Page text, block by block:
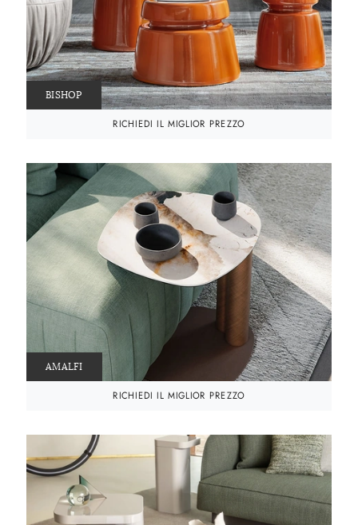
BISHOP
RICHIEDI IL MIGLIOR PREZZO
AMALFI
RICHIEDI IL MIGLIOR PREZZO